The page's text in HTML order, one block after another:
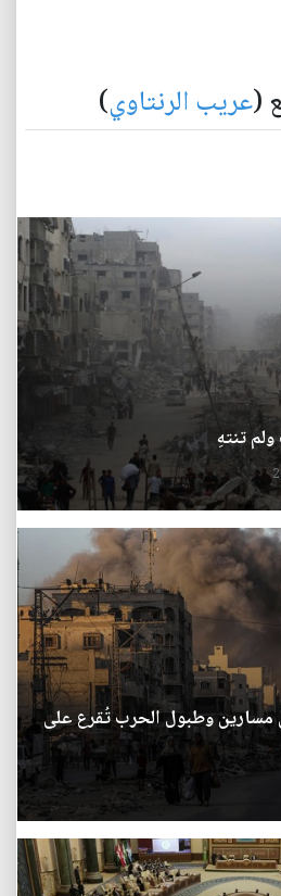
(عريب الرنتاوي)
تنتهِ
مسارين وطبول الحرب تُقرع على